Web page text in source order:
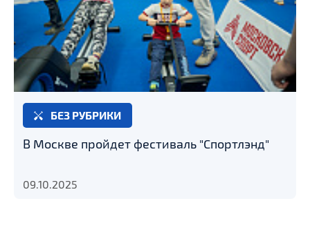
БЕЗ РУБРИКИ
В Москве пройдет фестиваль "Спортлэнд"
09.10.2025